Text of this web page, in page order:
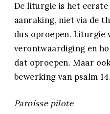
De liturgie is het eerste
aanraking, niet via de
dus oproepen. Liturgie
verontwaardiging en
dat oproepen. Maar
bewerking van psalm
Paroisse pilote